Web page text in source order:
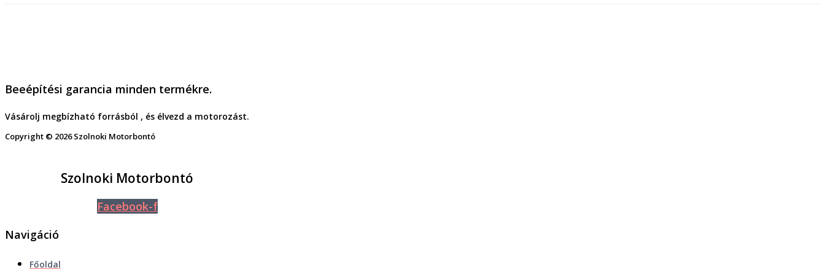
Beeépítési garancia minden termékre.
Vásárolj megbízható forrásból , és élvezd a motorozást.
Copyright © 2026 Szolnoki Motorbontó
Szolnoki Motorbontó
Facebook-f
Navigáció
Főoldal